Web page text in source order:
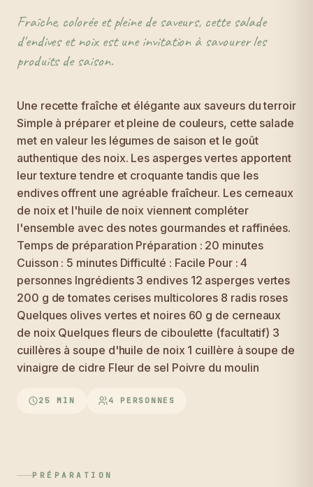
Fraîche, colorée et pleine de saveurs, cette salade
d'endives et noix est une invitation à savourer les
produits de saison.
Une recette fraîche et élégante aux saveurs du terroir
Simple à préparer et pleine de couleurs, cette salade
met en valeur les légumes de saison et le goût
authentique des noix. Les asperges vertes apportent
leur texture tendre et croquante tandis que les
endives offrent une agréable fraîcheur. Les cerneaux
de noix et l'huile de noix viennent compléter
l'ensemble avec des notes gourmandes et raffinées.
Temps de préparation Préparation : 20 minutes
Cuisson : 5 minutes Difficulté : Facile Pour : 4
personnes Ingrédients 3 endives 12 asperges vertes
200 g de tomates cerises multicolores 8 radis roses
Quelques olives vertes et noires 60 g de cerneaux
de noix Quelques fleurs de ciboulette (facultatif) 3
cuillères à soupe d'huile de noix 1 cuillère à soupe de
vinaigre de cidre Fleur de sel Poivre du moulin
25 MIN 4 PERSONNES
PRÉPARATION